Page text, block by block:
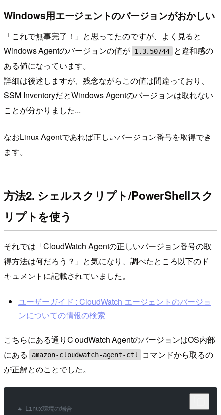
Windows用エージェントのバージョンがおかしい
「これで無事完了！」と思ってたのですが、よく見ると
Windows Agentのバージョンの値が 1.3.50744
と違和感の
ある値になっています。
詳細は後述しますが、残念ながらこの値は間違っており、
SSM InventoryだとWindows Agentのバージョンは取れない
ことが分かりました...
なおLinux Agentであれば正しいバージョン番号を取得でき
ます。
方法2. シェルスクリプト/PowerShellスク
リプトを使う
それでは「CloudWatch Agentの正しいバージョン番号の取
得方法は何だろう？」と気になり、調べたところ以下のド
キュメントに記載されていました。
ユーザーガイド : CloudWatch エージェントのバージョ
ンについての情報の検索
こちらにある通りCloudWatch AgentのバージョンはOS内部
にある
amazon-cloudwatch-agent-ctl
コマンドから取るの
が正解とのことでした。
# Linux環境の場合